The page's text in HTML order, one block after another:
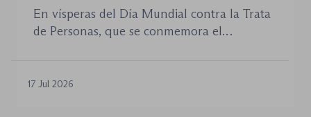
para combatir la trata de menores y
defender el Estado de Derecho
En vísperas del Día Mundial contra la Trata
de Personas, que se conmemora el
la World Jurist Association (WJA) y Just
17 Jul 2026